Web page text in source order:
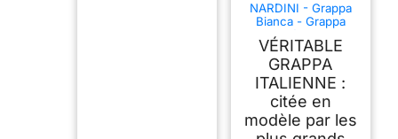
NARDINI - Grappa
Bianca - Grappa
italienne/Eau-de-vie
- 50% Alcool -
Origine :
Italie/Vénétie -
Bouteille 70 cl
VÉRITABLE
GRAPPA
ITALIENNE :
citée en
modèle par les